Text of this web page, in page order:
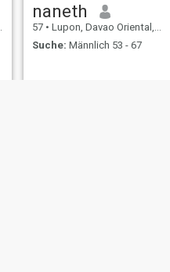
naneth
57 • Lupon, Davao Oriental, Philippinen
Suche: Männlich 53 - 67